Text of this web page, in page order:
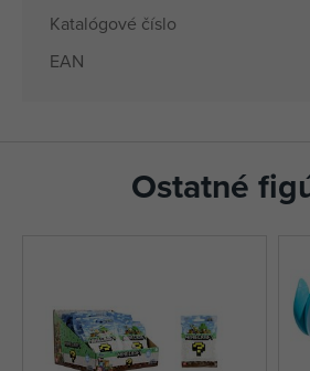
Katalógové číslo
EAN
Ostatné